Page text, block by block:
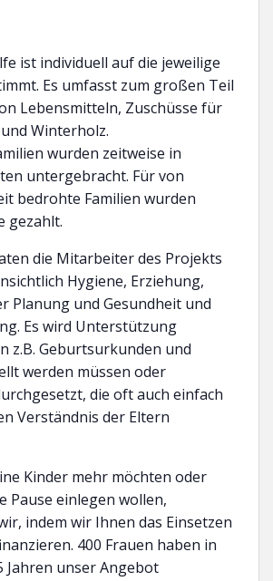
ist individuell auf die jeweilige
Es umfasst zum großen Teil
Lebensmitteln, Zuschüsse für
Winterholz.
wurden zeitweise in
untergebracht. Für von
bedrohte Familien wurden
gezahlt.
die Mitarbeiter des Projekts
Hygiene, Erziehung,
Planung und Gesundheit und
Es wird Unterstützung
z.B. Geburtsurkunden und
werden müssen oder
die oft auch einfach
Verständnis der Eltern
Kinder mehr möchten oder
Pause einlegen wollen,
indem wir Ihnen das Einsetzen
400 Frauen haben in
Jahren unser Angebot